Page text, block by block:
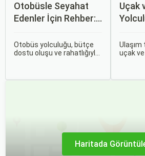
Otobüsle Seyahat
Edenler İçin Rehber:
Koltuk Seçimine
Otobüs yolculuğu, bütçe
dostu oluşu ve rahatlığıyla
Uçak
Sizin
uçak
Haritada